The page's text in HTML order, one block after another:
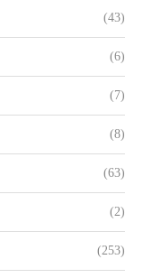
(43)
(6)
(7)
(8)
(63)
(2)
(253)